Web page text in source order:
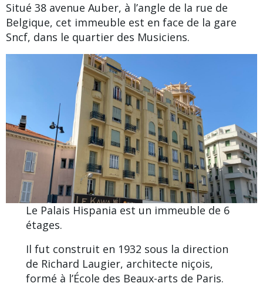
Situé 38 avenue Auber, à l’angle de la rue de
Belgique, cet immeuble est en face de la gare
Sncf, dans le quartier des Musiciens.
Le Palais Hispania est un immeuble de 6
étages.
Il fut construit en 1932 sous la direction
de Richard Laugier, architecte niçois,
formé à l’École des Beaux-arts de Paris.